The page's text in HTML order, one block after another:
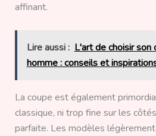
affinant.
Lire aussi : L'art de choisir son
homme : conseils et
La coupe est également
classique, ni trop fine sur les
parfaite. Les modèles